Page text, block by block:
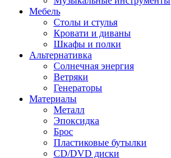
Мебель
Столы и стулья
Кровати и диваны
Шкафы и полки
Альтернативка
Солнечная энергия
Ветряки
Генераторы
Материалы
Металл
Эпоксидка
Брос
Пластиковые бутылки
CD/DVD диски